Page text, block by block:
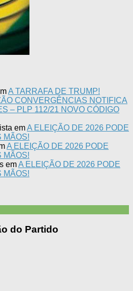
A TARRAFA DE TRUMP!
CONVERGÊNCIAS NOTIFICA
– PLP 112/21 NOVO CÓDIGO
emA ELEIÇÃO DE 2026 PODE
MÃOS!
A ELEIÇÃO DE 2026 PODE
MÃOS!
emA ELEIÇÃO DE 2026 PODE
MÃOS!
do Partido